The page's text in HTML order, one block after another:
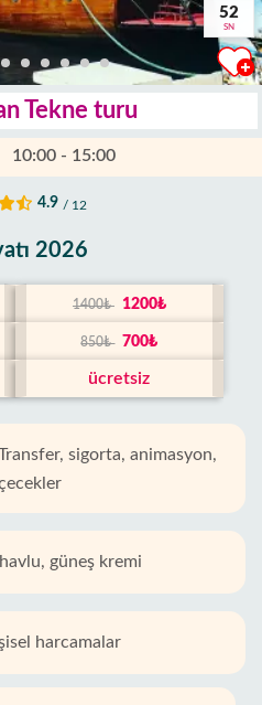
50
SN
Tekne turu
10:00 - 15:00
4.9 / 12
2026
1400₺ 1200₺
850₺ 700₺
ücretsiz
sigorta, animasyon,
güneş kremi
harcamalar